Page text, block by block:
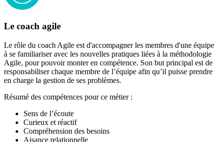
Le coach agile
Le rôle du coach Agile est d'accompagner les membres d'une équipe
à se familiariser avec les nouvelles pratiques liées à la méthodologie
Agile, pour pouvoir monter en compétence. Son but principal est de
responsabiliser chaque membre de l’équipe afin qu’il puisse prendre
en charge la gestion de ses problèmes.
Résumé des compétences pour ce métier :
Sens de l’écoute
Curieux et réactif
Compréhension des besoins
Aisance relationnelle